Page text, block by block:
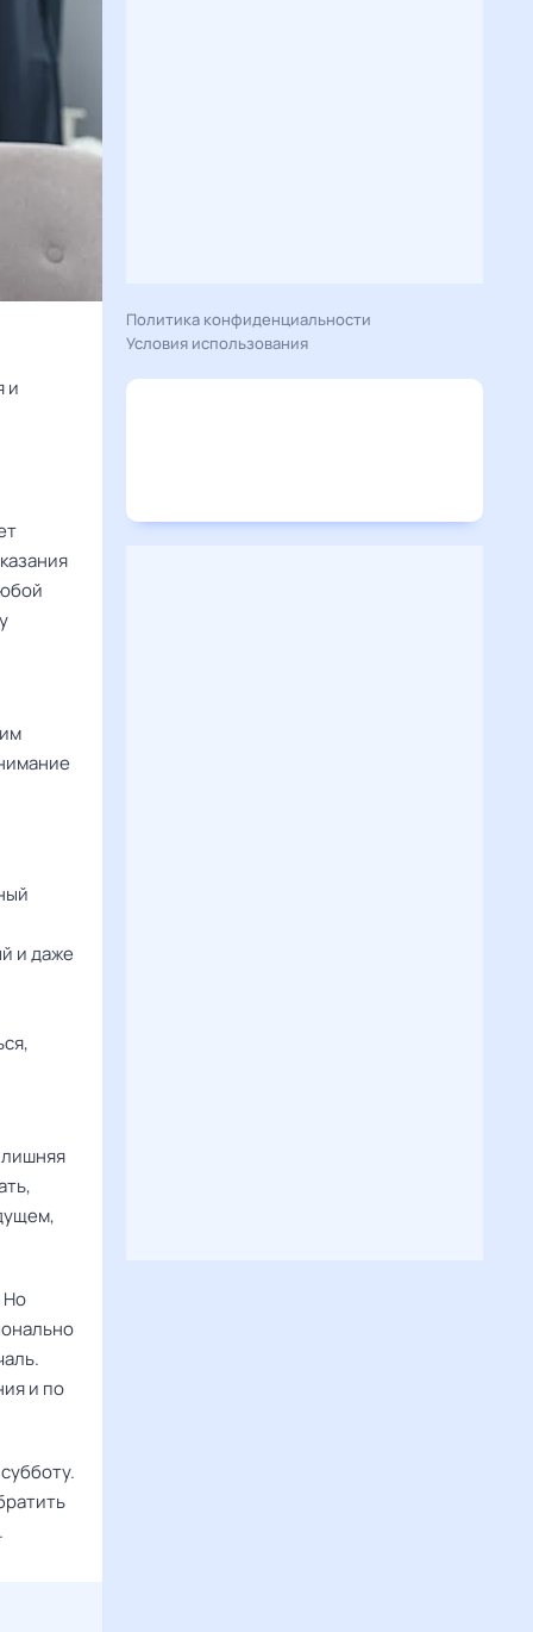
и
и даже
Но
и по
Политика конфиденциальности
Условия использования